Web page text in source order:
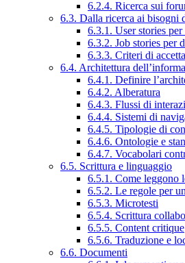
6.2.4. Ricerca sui
6.3. Dalla ricerca ai bisogni
6.3.1. User stories
6.3.2. Job stories per
6.3.3. Criteri di
6.4. Architettura
6.4.1. Definire
6.4.2. Alberatura
6.4.3. Flussi di
6.4.4. Sistemi di
6.4.5. Tipologie di
6.4.6. Ontologie e
6.4.7. Vocabolari
6.5. Scrittura e linguaggio
6.5.1. Come leggono
6.5.2. Le regole per
6.5.3. Microtesti
6.5.4. Scrittura
6.5.5. Content critique
6.5.6. Traduzione e
6.6. Documenti